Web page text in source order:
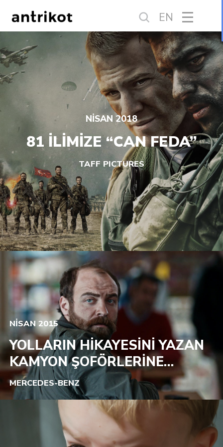
EN
NİSAN 2018
81 İLİMİZE “CAN FEDA”
TAFF PICTURES
NİSAN 2015
YOLLARIN HİKAYESİNİ YAZAN
KAMYON ŞOFÖRLERİNE…
MERCEDES-BENZ